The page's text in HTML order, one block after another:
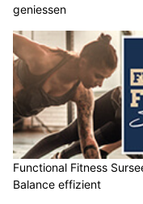
geniessen
Functional Fitness
Balance effizient